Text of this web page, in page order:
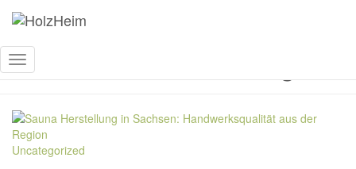
Navigation
Uncategorized